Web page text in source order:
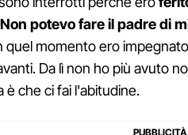
Non potevo fare il padre di
quel momento ero
Da lì non ho più avuto
è che ci fai l'abitudine.